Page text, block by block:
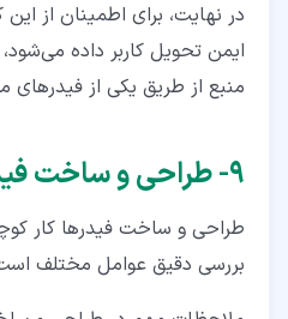
در نهایت، برای اطمینان از
ایمن تحویل کاربر داده
منبع از طریق یکی از
۹‏- طراحی و ساخت فیدر
طراحی و ساخت فیدرها کار
بررسی دقیق عوامل مختلف